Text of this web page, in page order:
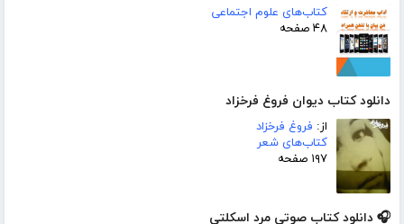
کتاب‌های علوم اجتماعی
۴۸ صفحه
دانلود کتاب دیوان فروغ فرخزاد
از: فروغ فرخزاد
کتاب‌های شعر
۱۹۷ صفحه
🎧 دانلود کتاب صوتی مرد اسکلتی